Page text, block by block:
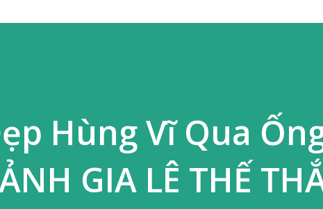
Hùng Vĩ Qua
GIA LÊ THẾ